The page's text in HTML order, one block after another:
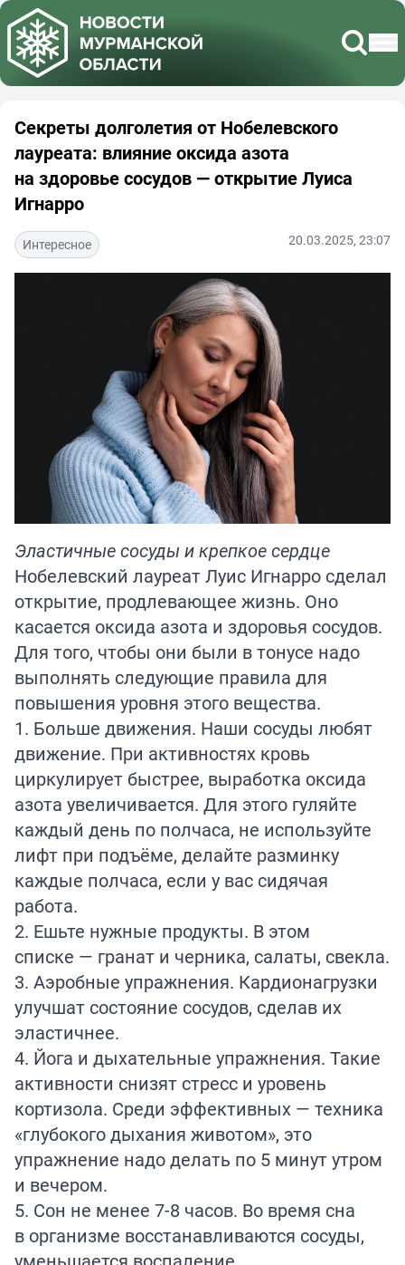
Секреты долголетия от Нобелевского
лауреата: влияние оксида азота
на здоровье сосудов — открытие Луиса
Игнарро
Интересное 20.03.2025, 23:07
Эластичные сосуды и крепкое сердце
Нобелевский лауреат Луис Игнарро сделал
открытие, продлевающее жизнь. Оно
касается оксида азота и здоровья сосудов.
Для того, чтобы они были в тонусе надо
выполнять следующие правила для
повышения уровня этого вещества.
1. Больше движения. Наши сосуды любят
движение. При активностях кровь
циркулирует быстрее, выработка оксида
азота увеличивается. Для этого гуляйте
каждый день по полчаса, не используйте
лифт при подъёме, делайте разминку
каждые полчаса, если у вас сидячая
работа.
2. Ешьте нужные продукты. В этом
списке — гранат и черника, салаты, свекла.
3. Аэробные упражнения. Кардионагрузки
улучшат состояние сосудов, сделав их
эластичнее.
4. Йога и дыхательные упражнения. Такие
активности снизят стресс и уровень
кортизола. Среди эффективных — техника
«глубокого дыхания животом», это
упражнение надо делать по 5 минут утром
и вечером.
5. Сон не менее 7-8 часов. Во время сна
в организме восстанавливаются сосуды,